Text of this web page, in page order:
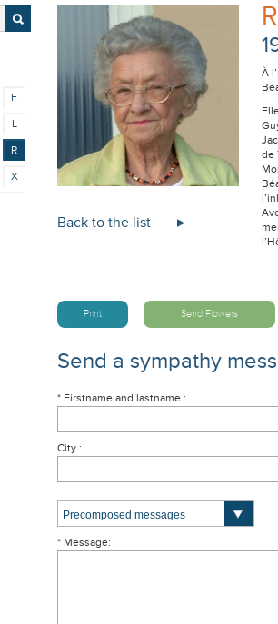
F
L
R
X
Back to the list
À
de
Print Send Flowers
Send a sympathy
* Firstname and lastname :
City :
* Message: